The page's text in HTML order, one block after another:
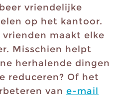
vriendelijke
op het kantoor.
maakt elke
Misschien helpt
herhalende dingen
reduceren? Of het
van e-mail